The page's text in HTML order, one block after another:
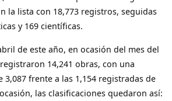
la lista con 18,773 registros, seguidas
y 169 científicas.
de este año, en ocasión del mes del
14,241 obras, con una
3,087 frente a las 1,154 registradas de
las clasificaciones quedaron así: